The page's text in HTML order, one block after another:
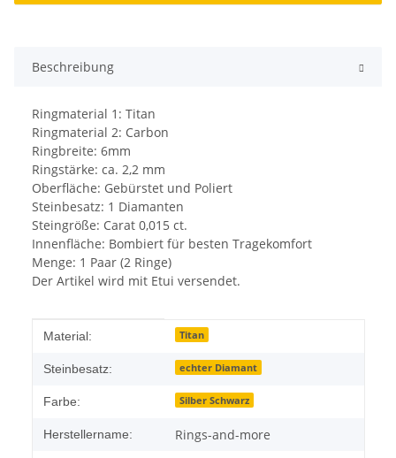
Beschreibung
Ringmaterial 1: Titan
Ringmaterial 2: Carbon
Ringbreite: 6mm
Ringstärke: ca. 2,2 mm
Oberfläche: Gebürstet und Poliert
Steinbesatz: 1 Diamanten
Steingröße: Carat 0,015 ct.
Innenfläche: Bombiert für besten Tragekomfort
Menge: 1 Paar (2 Ringe)
Der Artikel wird mit Etui versendet.
Produkteigenschaft
Wert
Material: Titan
Steinbesatz: echter Diamant
Farbe: Silber Schwarz
Herstellername: Rings-and-more